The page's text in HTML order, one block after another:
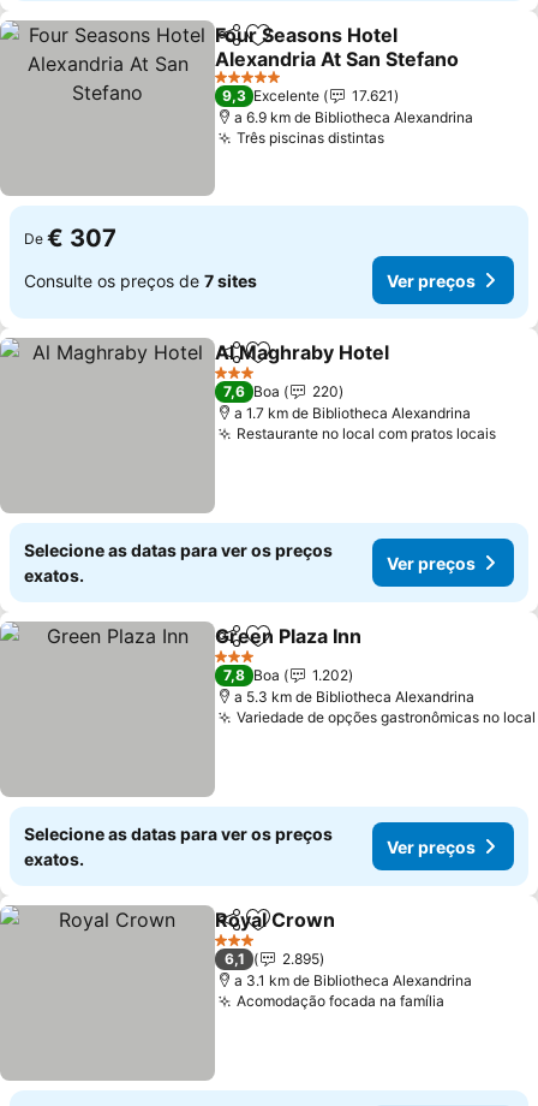
PartilharAdicionar aos favoritos
Four Seasons Hotel
Alexandria At San Stefano
Ver preços
5 Estrelas
9,3 Excelente
17.621
a 6.9 km de Bibliotheca Alexandrina
Três piscinas distintasVer preços
De € 307
Consulte os preços de 7 sites Ver preços
PartilharAdicionar aos favoritos
Al Maghraby Hotel
3 Estrelas
7,6 Boa
220
a 1.7 km de Bibliotheca Alexandrina
Restaurante no local com pratos locaisVer
Selecione as datas para ver os preços
exatos.
Ver preços
PartilharAdicionar aos favoritos
Green Plaza Inn
3 Estrelas
7,8 Boa
1.202
a 5.3 km de Bibliotheca Alexandrina
Variedade de opções gastronômicas no local
Selecione as datas para ver os preços
exatos.
Ver preços
PartilharAdicionar aos favoritos
Royal Crown
3 Estrelas
6,1
2.895
a 3.1 km de Bibliotheca Alexandrina
Acomodação focada na família